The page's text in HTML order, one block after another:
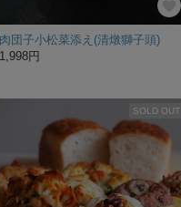
肉団子小松菜添え(清燉獅子頭)
1,998円
SOLD OUT